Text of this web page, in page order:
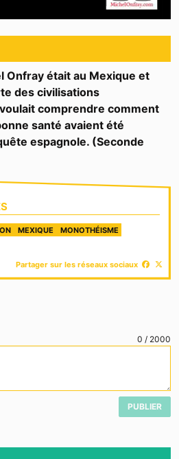
Video
Onfray était au Mexique et
des civilisations
comprendre comment
santé avaient été
espagnole. (Seconde
MEXIQUE
MONOTHÉISME
Partager sur les réseaux sociaux
0 / 2000
PUBLIER